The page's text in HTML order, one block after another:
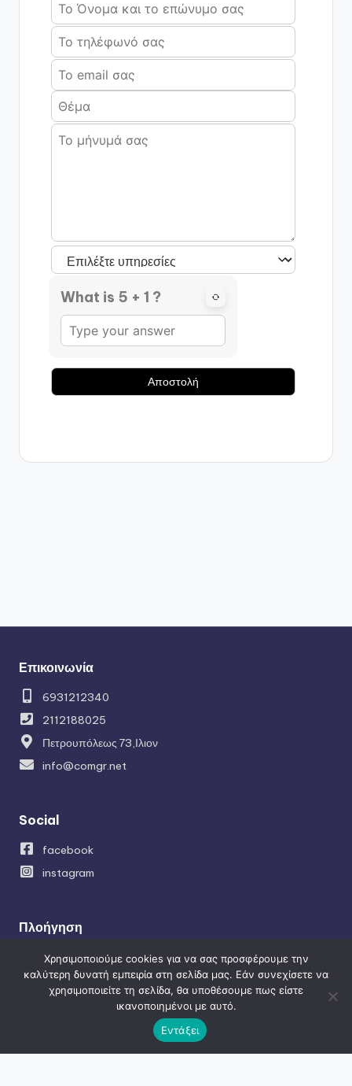
What is 5 + 1 ?
Επικοινωνία
6931212340
2112188025
Πετρουπόλεως 73,Ιλιον
info@comgr.net
Social
facebook
instagram
Πλοήγηση
Κατασκευή ιστοσελίδων
SEO – Προώθηση ιστοσελίδων
Κατασκευή Eshop
Social Media Managment
Χρησιμοποιούμε cookies για να σας προσφέρουμε την
καλύτερη δυνατή εμπειρία στη σελίδα μας. Εάν συνεχίσετε να
χρησιμοποιείτε τη σελίδα, θα υποθέσουμε πως είστε
ικανοποιημένοι με αυτό.
Εντάξει